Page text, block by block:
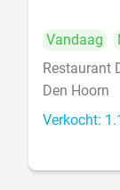
Vandaag
Restaurant
Den Hoorn
Verkocht: